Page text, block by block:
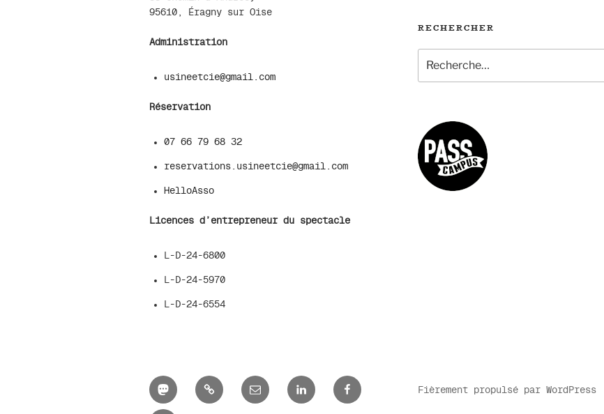
95610, Éragny sur Oise
Administration
usineetcie@gmail.com
Réservation
07 66 79 68 32
reservations.usineetcie@gmail.com
HelloAsso
Licences d’entrepreneur du spectacle
L-D-24-6800
L-D-24-5970
L-D-24-6554
RECHERCHER
pour
MastodonBlueskyE-
mail
LinkedInFacebook
Fièrement propulsé par WordPress